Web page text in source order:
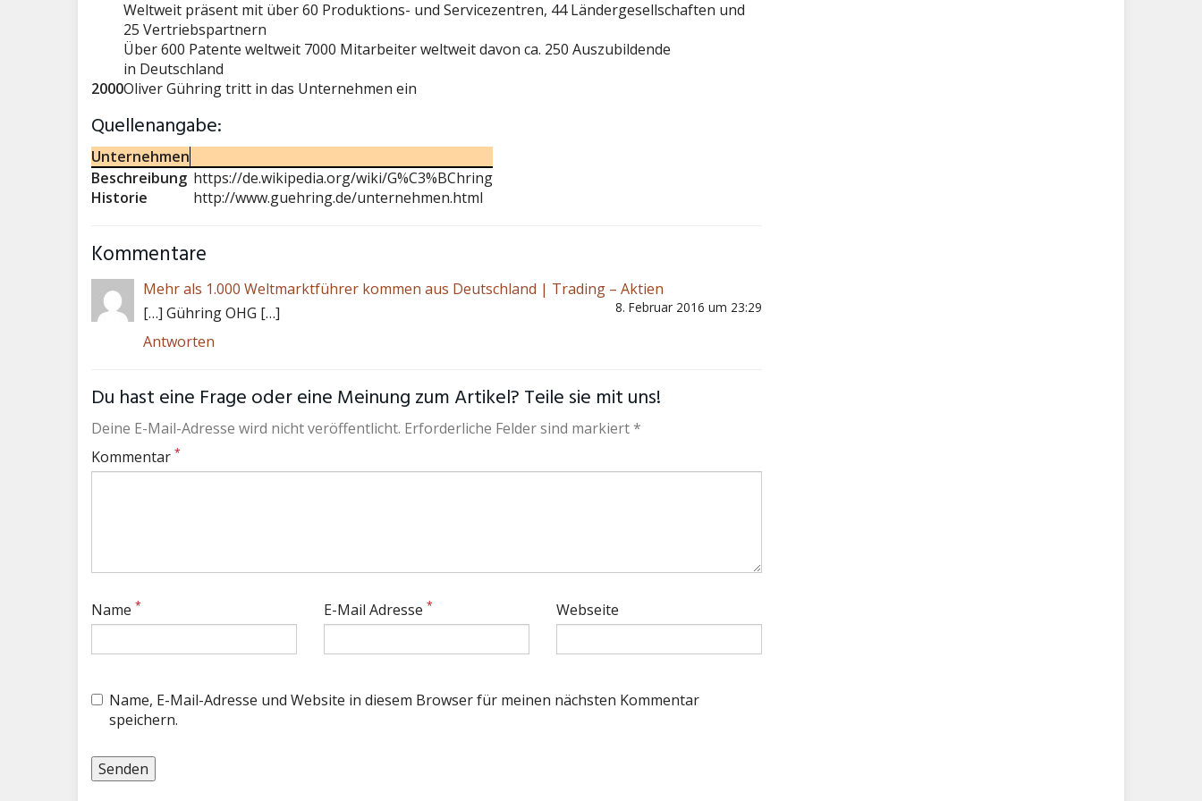
Weltweit präsent mit über 60 Produktions- und Servicezentren, 44 Ländergesellschaften und
25 Vertriebspartnern
Über 600 Patente weltweit 7000 Mitarbeiter weltweit davon ca. 250 Auszubildende
in Deutschland
2000Oliver Gühring tritt in das Unternehmen ein
Quellenangabe:
Unternehmen
Beschreibung https://de.wikipedia.org/wiki/G%C3%BChring
Historie
http://www.guehring.de/unternehmen.html
Kommentare
Mehr als 1.000 Weltmarktführer kommen aus Deutschland | Trading – Aktien
8. Februar 2016 um 23:29
[…] Gühring OHG […]
Antworten
Du hast eine Frage oder eine Meinung zum Artikel? Teile sie mit uns!
Deine E-Mail-Adresse wird nicht veröffentlicht. Erforderliche Felder sind markiert *
Kommentar *
Name * E-Mail Adresse * Webseite
Name, E-Mail-Adresse und Website in diesem Browser für meinen nächsten Kommentar
speichern.